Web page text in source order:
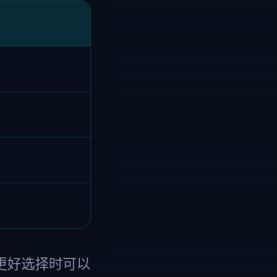
好选择时可以